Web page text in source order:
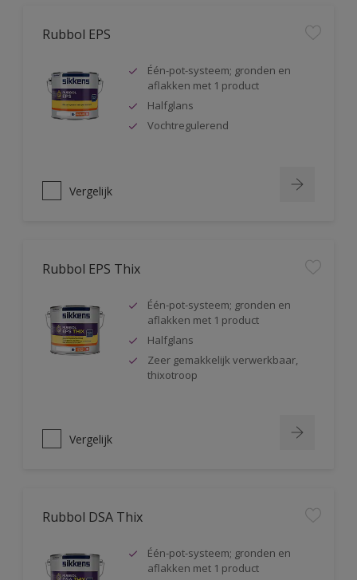
Rubbol EPS
Één-pot-systeem; gronden en
aflakken met 1 product
Halfglans
Vochtregulerend
Vergelijk
Rubbol EPS Thix
Één-pot-systeem; gronden en
aflakken met 1 product
Halfglans
Zeer gemakkelijk verwerkbaar,
thixotroop
Vergelijk
Rubbol DSA Thix
Één-pot-systeem; gronden en
aflakken met 1 product